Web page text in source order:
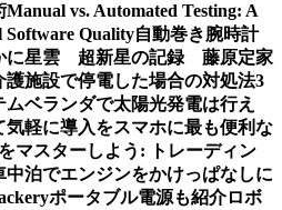
Manual vs. Automated Testing: A
Software Quality自動巻き腕時計
に星雲 超新星の記録 藤原定家
護施設で停電した場合の対処法3
ムベランダで太陽光発電は行え
気軽に導入をスマホに最も便利な
マスターしよう: トレーディン
中泊でエンジンをかけっぱなしに
ポータブル電源も紹介ロボ